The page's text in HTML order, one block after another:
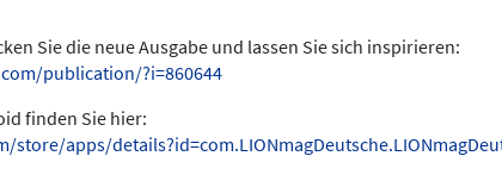
Sie die neue Ausgabe und lassen Sie sich inspirieren:
publication/?i=860644
finden Sie hier:
store/apps/